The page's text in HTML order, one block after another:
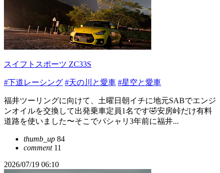
スイフトスポーツ ZC33S
#下道レーシング #天の川と愛車 #星空と愛車
福井ツーリングに向けて、土曜日朝イチに地元SABでエンジ
ンオイルを交換して出発乗車定員1名です🤣安房峠だけ有料
道路を使いました〜そこでパシャリ3年前に福井...
thumb_up 84
comment11
2026/07/19 06:10